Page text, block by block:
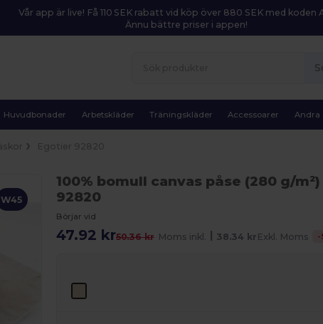
Vår app är live! Få 110 SEK rabatt vid köp över 880 SEK med koden
Ännu bättre priser i appen!
Huvudbonader Arbetskläder Träningskläder Accessoarer Andra
W45
100% bomull canvas påse (280 g/m²)
92820
Börjar vid
47.92 kr50.36 kr Moms inkl. | 38.34 kr Exkl. Moms -